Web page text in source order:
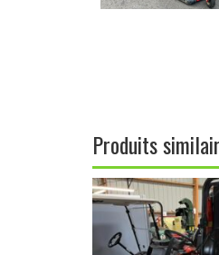
Produits